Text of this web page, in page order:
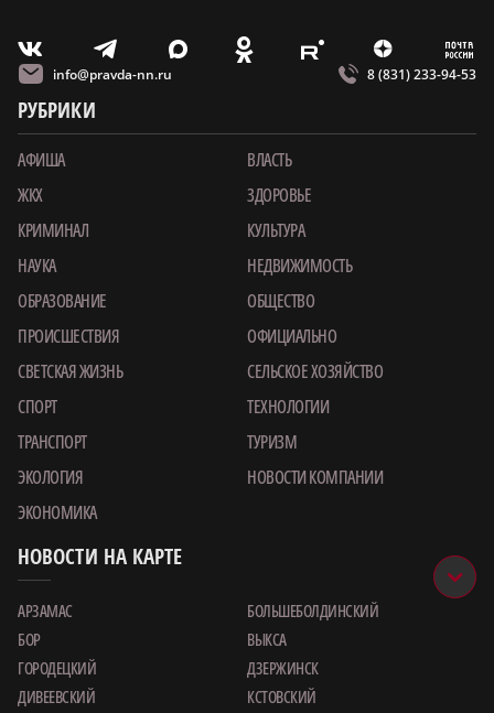
V T X O E Z m
info@pravda-nn.ru 8 (831) 233-94-53
РУБРИКИ
АФИША
ВЛАСТЬ
ЖКХ
ЗДОРОВЬЕ
КРИМИНАЛ
КУЛЬТУРА
НАУКА
НЕДВИЖИМОСТЬ
ОБРАЗОВАНИЕ
ОБЩЕСТВО
ПРОИСШЕСТВИЯ
ОФИЦИАЛЬНО
СВЕТСКАЯ ЖИЗНЬ
СЕЛЬСКОЕ ХОЗЯЙСТВО
СПОРТ
ТЕХНОЛОГИИ
ТРАНСПОРТ
ТУРИЗМ
ЭКОЛОГИЯ
НОВОСТИ КОМПАНИИ
ЭКОНОМИКА
НОВОСТИ НА КАРТЕ
АРЗАМАС
БОЛЬШЕБОЛДИНСКИЙ
БОР
ВЫКСА
ГОРОДЕЦКИЙ
ДЗЕРЖИНСК
ДИВЕЕВСКИЙ
КСТОВСКИЙ